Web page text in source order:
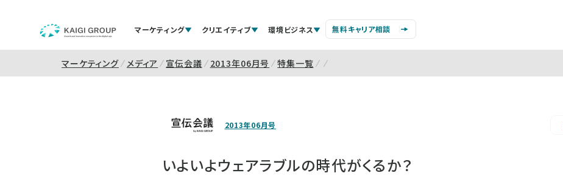
マーケティング クリエイティブ 環境ビジネス 無料キャリア相談
マーケティング メディア 宣伝会議 2013年06月号 特集一覧
2013年06月号
いよいよウェアラブルの時代がくるか？